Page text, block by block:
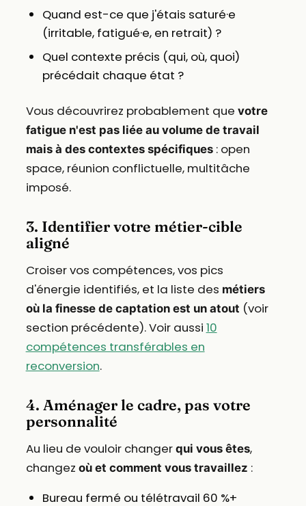
Quand est-ce que j'étais saturé·e
(irritable, fatigué·e, en retrait) ?
Quel contexte précis (qui, où, quoi)
précédait chaque état ?
Vous découvrirez probablement que votre
fatigue n'est pas liée au volume de travail
mais à des contextes spécifiques: open
space, réunion conflictuelle, multitâche
imposé.
3. Identifier votre métier-cible
aligné
Croiser vos compétences, vos pics
d'énergie identifiés, et la liste des métiers
où la finesse de captation est un atout (voir
section précédente). Voir aussi 10
compétences transférables en
reconversion.
4. Aménager le cadre, pas votre
personnalité
Au lieu de vouloir changer qui vous êtes,
changez où et comment vous travaillez :
Bureau fermé ou télétravail 60 %+